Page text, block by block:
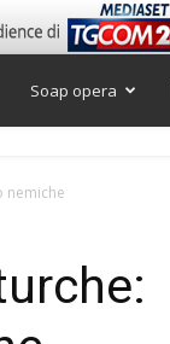
Soap opera
nemiche